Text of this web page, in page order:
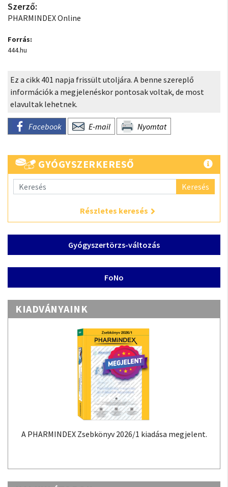
Szerző:
PHARMINDEX Online
Forrás:
444.hu
Ez a cikk 401 napja frissült utoljára. A benne szereplő
információk a megjelenéskor pontosak voltak, de most
elavultak lehetnek.
Facebook E-mail Nyomtat
GYÓGYSZERKERESŐ
Keresés
Részletes keresés
Gyógyszertörzs-változás
FoNo
KIADVÁNYAINK
A PHARMINDEX Zsebkönyv 2026/1 kiadása megjelent.